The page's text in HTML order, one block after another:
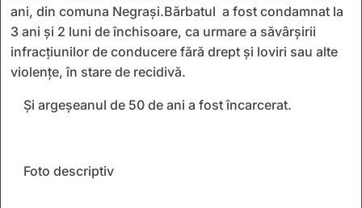
ani, din comuna Negrași.Bărbatul a fost condamnat la
3 ani și 2 luni de închisoare, ca urmare a săvârșirii
infracțiunilor de conducere fără drept și loviri sau alte
violențe, în stare de recidivă.
Și argeșeanul de 50 de ani a fost încarcerat.
Foto descriptiv